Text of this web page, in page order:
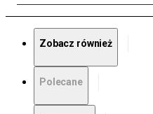
Zobacz również
Polecane